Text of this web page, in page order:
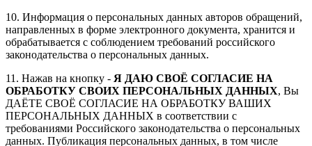
10. Информация о персональных данных авторов обращений,
направленных в форме электронного документа, хранится и
обрабатывается с соблюдением требований российского
законодательства о персональных данных.
11. Нажав на кнопку - Я ДАЮ СВОЁ СОГЛАСИЕ НА
ОБРАБОТКУ СВОИХ ПЕРСОНАЛЬНЫХ ДАННЫХ, Вы
ДАЁТЕ СВОЁ СОГЛАСИЕ НА ОБРАБОТКУ ВАШИХ
ПЕРСОНАЛЬНЫХ ДАННЫХ в соответствии с
требованиями Российского законодательства о персональных
данных. Публикация персональных данных, в том числе